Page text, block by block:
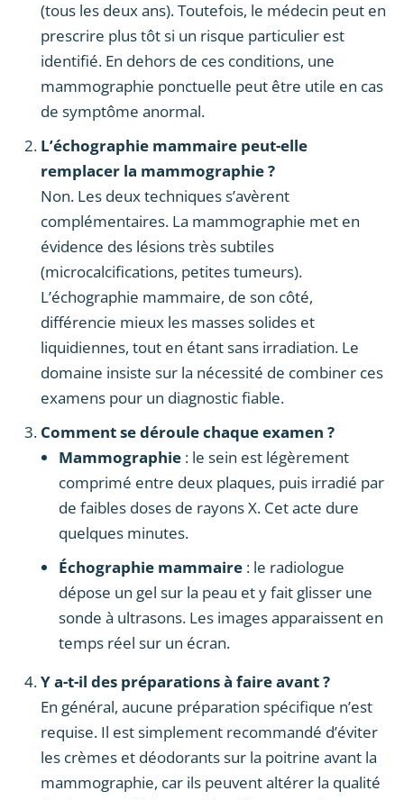
(tous les deux ans). Toutefois, le médecin peut en
prescrire plus tôt si un risque particulier est
identifié. En dehors de ces conditions, une
mammographie ponctuelle peut être utile en cas
de symptôme anormal.
L’échographie mammaire peut-elle
remplacer la mammographie ?
Non. Les deux techniques s’avèrent
complémentaires. La mammographie met en
évidence des lésions très subtiles
(microcalcifications, petites tumeurs).
L’échographie mammaire, de son côté,
différencie mieux les masses solides et
liquidiennes, tout en étant sans irradiation. Le
domaine insiste sur la nécessité de combiner ces
examens pour un diagnostic fiable.
Comment se déroule chaque examen ?
Mammographie : le sein est légèrement
comprimé entre deux plaques, puis irradié par
de faibles doses de rayons X. Cet acte dure
quelques minutes.
Échographie mammaire : le radiologue
dépose un gel sur la peau et y fait glisser une
sonde à ultrasons. Les images apparaissent en
temps réel sur un écran.
Y a-t-il des préparations à faire avant ?
En général, aucune préparation spécifique n’est
requise. Il est simplement recommandé d’éviter
les crèmes et déodorants sur la poitrine avant la
mammographie, car ils peuvent altérer la qualité